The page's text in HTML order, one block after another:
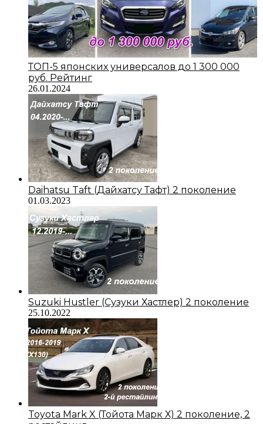
ТОП-5 японских универсалов до 1 300 000
руб. Рейтинг
26.01.2024
Daihatsu Taft (Дайхатсу Тафт) 2 поколение
01.03.2023
Suzuki Hustler (Сузуки Хастлер) 2 поколение
25.10.2022
Toyota Mark X (Тойота Марк Х) 2 поколение, 2